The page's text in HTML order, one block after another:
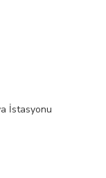
İstasyonu